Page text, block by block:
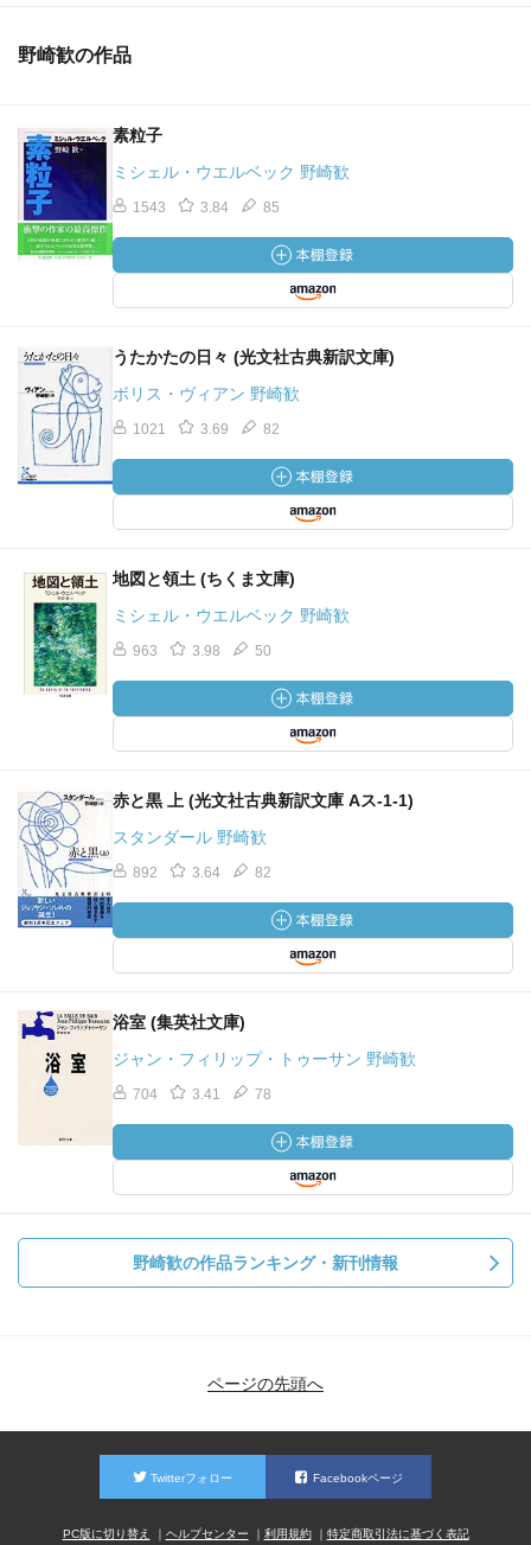
野崎歓の作品
素粒子
ミシェル・ウエルベック 野崎歓
1543 3.84 85
うたかたの日々 (光文社古典新訳文庫)
ボリス・ヴィアン 野崎歓
1021 3.69 82
地図と領土 (ちくま文庫)
ミシェル・ウエルベック 野崎歓
963 3.98 50
赤と黒 上 (光文社古典新訳文庫 Aス-1-1)
スタンダール 野崎歓
892 3.64 82
浴室 (集英社文庫)
ジャン・フィリップ・トゥーサン 野崎歓
704 3.41 78
野崎歓の作品ランキング・新刊情報
ページの先頭へ
Twitterフォロー Facebookページ
PC版に切り替え ヘルプセンター 利用規約 特定商取引法に基づく表記